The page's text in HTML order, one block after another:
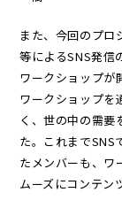
また、今回のプロ
等によるSNS発信
ワークショップが
ワークショップを
く、世の中の需要
た。これまでSNS
たメンバーも、ワ
ムーズにコンテン